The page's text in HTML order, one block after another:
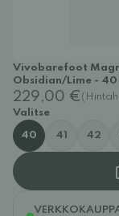
Vivobarefoot
Obsidian/Lime - 40
229,00 €
Valitse
40 41 42